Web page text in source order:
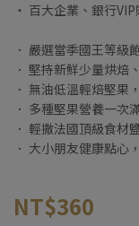
‧ 百大企業、銀行
． 嚴選當季國王等級
． 堅持新鮮少量烘焙
． 無油低溫輕焙堅果
． 多種堅果營養一
． 輕撒法國頂級食材
． 大小朋友健康點心
NT$360